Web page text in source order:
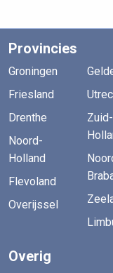
Provincies
Groningen
Friesland
Drenthe
Noord-
Holland
Flevoland
Overijssel
Zuid-
Overig